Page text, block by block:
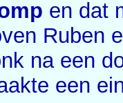
en dat
Ruben
na een
een